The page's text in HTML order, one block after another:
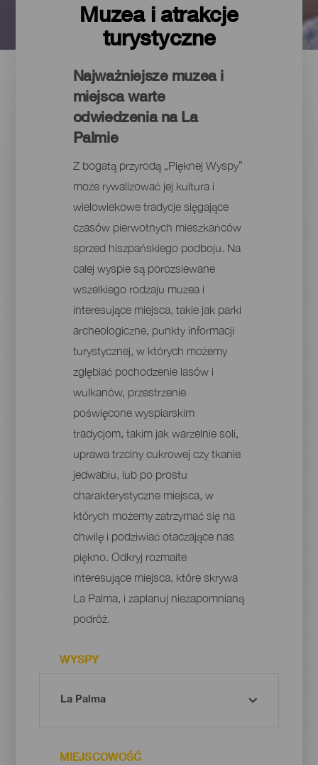
Muzea i atrakcje
turystyczne
Najważniejsze muzea i
miejsca warte
odwiedzenia na La
Palmie
Z bogatą przyrodą „Pięknej Wyspy”
może rywalizować jej kultura i
wielowiekowe tradycje sięgające
czasów pierwotnych mieszkańców
sprzed hiszpańskiego podboju. Na
całej wyspie są porozsiewane
wszelkiego rodzaju muzea i
interesujące miejsca, takie jak parki
archeologiczne, punkty informacji
turystycznej, w których możemy
zgłębiać pochodzenie lasów i
wulkanów, przestrzenie
poświęcone wyspiarskim
tradycjom, takim jak warzelnie soli,
uprawa trzciny cukrowej czy tkanie
jedwabiu, lub po prostu
charakterystyczne miejsca, w
których możemy zatrzymać się na
chwilę i podziwiać otaczające nas
piękno. Odkryj rozmaite
interesujące miejsca, które skrywa
La Palma, i zaplanuj niezapomnianą
podróż.
WYSPY
MIEJSCOWOŚĆ